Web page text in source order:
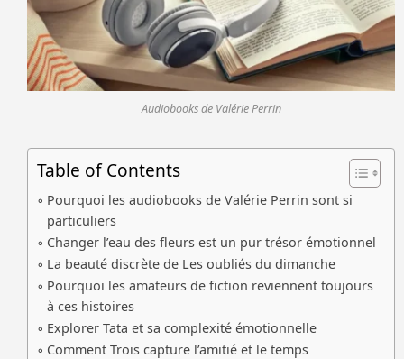
Audiobooks de Valérie Perrin
Table of Contents
Pourquoi les audiobooks de Valérie Perrin sont si
particuliers
Changer l’eau des fleurs est un pur trésor émotionnel
La beauté discrète de Les oubliés du dimanche
Pourquoi les amateurs de fiction reviennent toujours
à ces histoires
Explorer Tata et sa complexité émotionnelle
Comment Trois capture l’amitié et le temps